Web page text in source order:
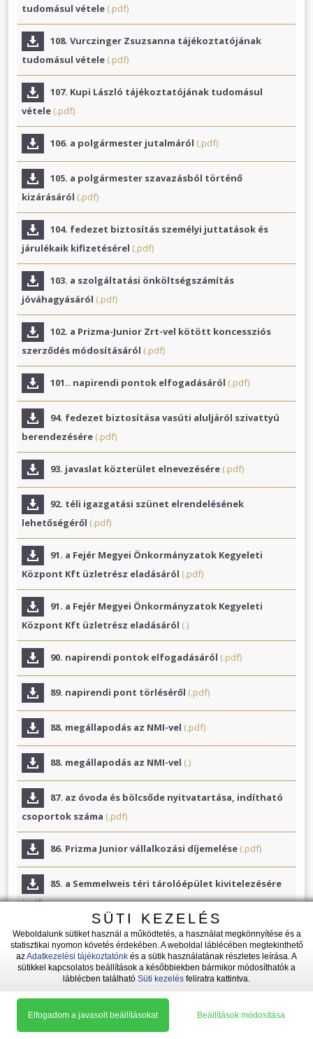
tudomásul vétele (.pdf)
108. Vurczinger Zsuzsanna tájékoztatójának
tudomásul vétele (.pdf)
107. Kupi László tájékoztatójának tudomásul
vétele (.pdf)
106. a polgármester jutalmáról (.pdf)
105. a polgármester szavazásból történő
kizárásáról (.pdf)
104. fedezet biztosítás személyi juttatások és
járulékaik kifizetésérel (.pdf)
103. a szolgáltatási önköltségszámítás
jóváhagyásáról (.pdf)
102. a Prizma-Junior Zrt-vel kötött koncessziós
szerződés módosításáról (.pdf)
101.. napirendi pontok elfogadásáról (.pdf)
94. fedezet biztosítása vasúti aluljáról szivattyú
berendezésére (.pdf)
93. javaslat közterület elnevezésére (.pdf)
92. téli igazgatási szünet elrendelésének
lehetőségéről (.pdf)
91. a Fejér Megyei Önkormányzatok Kegyeleti
Központ Kft üzletrész eladásáról (.pdf)
91. a Fejér Megyei Önkormányzatok Kegyeleti
Központ Kft üzletrész eladásáról (.)
90. napirendi pontok elfogadásáról (.pdf)
89. napirendi pont törléséről (.pdf)
88. megállapodás az NMI-vel (.pdf)
88. megállapodás az NMI-vel (.)
87. az óvoda és bölcsőde nyitvatartása, indítható
csoportok száma (.pdf)
86. Prizma Junior vállalkozási díjemelése (.pdf)
85. a Semmelweis téri tárolóépület kivitelezésére
(.pdf)
84. közszolgálati szabályzat elfogadása(.pdf)
83. csatlakozás a Bursa 2024. évi pályázati
82. a hivatal és az óvoda közötti
SÜTI KEZELÉS
Weboldalunk sütiket használ a működtetés, a használat megkönnyítése és a
statisztikai nyomon követés érdekében. A weboldal láblécében megtekinthető
azAdatkezelési tájékoztatónk és a sütik használatának részletes leírása. A
sütikkel kapcsolatos beállítások a későbbiekben bármikor módosíthatók a
láblécben található Süti kezelés feliratra kattintva.
Elfogadom a javasolt beállításokat Beállítások módosítása